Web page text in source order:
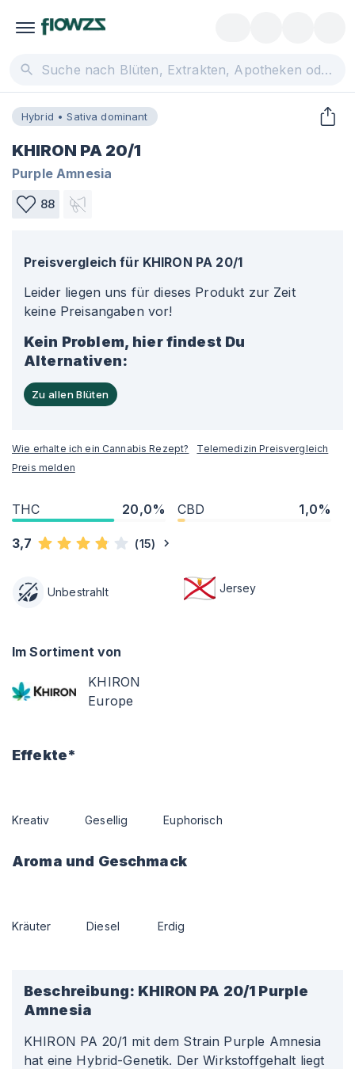
Hybrid • Sativa dominant
KHIRON PA 20/1
Purple Amnesia
88
Preisvergleich für KHIRON PA 20/1
Leider liegen uns für dieses Produkt zur Zeit
keine Preisangaben vor!
Kein Problem, hier findest Du
Alternativen:
Zu allen Blüten
Wie erhalte ich ein Cannabis Rezept?
Telemedizin Preisvergleich
Preis melden
THC 20,0% CBD 1,0%
3,7 (15)
Unbestrahlt Jersey
Im Sortiment von
KHIRON
Europe
Effekte*
Kreativ Gesellig Euphorisch
Aroma und Geschmack
Kräuter Diesel Erdig
Beschreibung: KHIRON PA 20/1 Purple
Amnesia
KHIRON PA 20/1 mit dem Strain Purple Amnesia
hat eine Hybrid-Genetik. Der Wirkstoffgehalt liegt